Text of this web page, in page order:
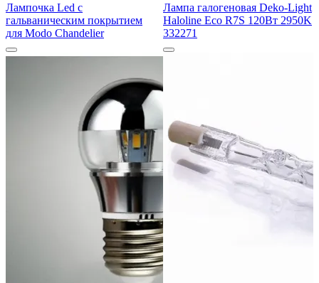
Лампочка Led с
гальваническим покрытием
для Modo Chandelier
Лампа галогеновая Deko-Light
Haloline Eco R7S 120Вт 2950K
332271